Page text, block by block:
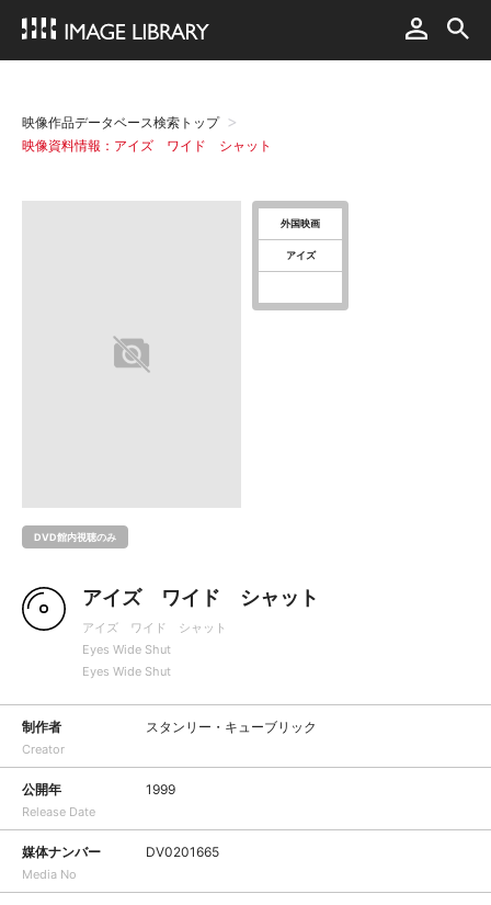
映像作品データベース検索トップ
映像資料情報：アイズ ワイド シャット
DVD館内視聴のみ
外国映画
アイズ
アイズ ワイド シャット
アイズ ワイド シャット
Eyes Wide Shut
Eyes Wide Shut
制作者
Creator
スタンリー・キューブリック
公開年
Release Date
1999
媒体ナンバー
Media No
DV0201665